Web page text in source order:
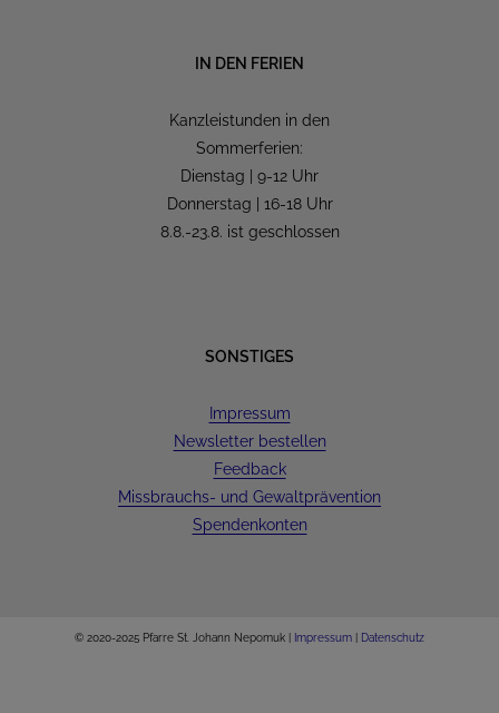
IN DEN FERIEN
Kanzleistunden in den
Sommerferien:
Dienstag | 9-12 Uhr
Donnerstag | 16-18 Uhr
8.8.-23.8. ist geschlossen
SONSTIGES
Impressum
Newsletter bestellen
Feedback
Missbrauchs- und Gewaltprävention
Spendenkonten
© 2020-2025 Pfarre St. Johann Nepomuk | Impressum Datenschutz